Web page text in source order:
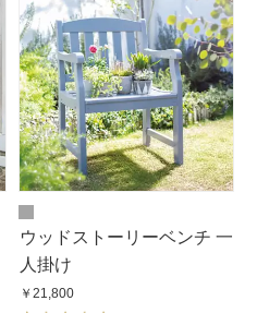
ウッドストーリーベンチ 一
人掛け
￥21,800